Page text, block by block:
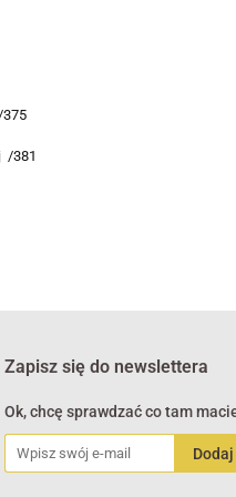
/381
Zapisz się do newslettera
Ok, chcę sprawdzać co tam